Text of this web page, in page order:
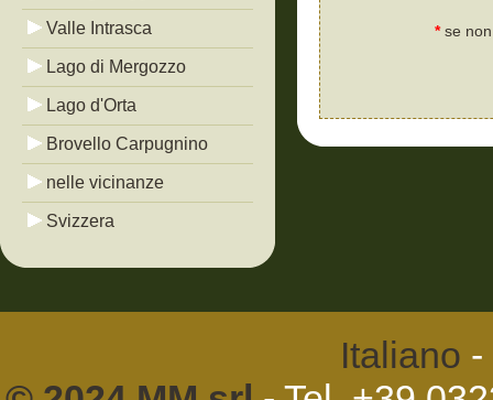
Valle Intrasca
Lago di Mergozzo
Lago d'Orta
Brovello Carpugnino
nelle vicinanze
Svizzera
*se non
Italiano -